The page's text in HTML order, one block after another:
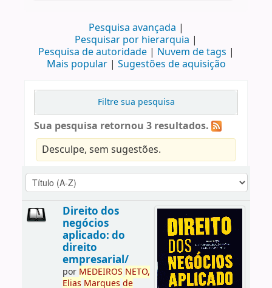
Pesquisa avançada
Pesquisar por hierarquia
Pesquisa de autoridade
Nuvem de tags
Mais popular
Sugestões de aquisição
Filtre sua pesquisa
Sua pesquisa retornou 3 resultados.
Desculpe, sem sugestões.
Direito dos
negócios
aplicado: do
direito
empresarial/
por MEDEIROS NETO,
Elias Marques de